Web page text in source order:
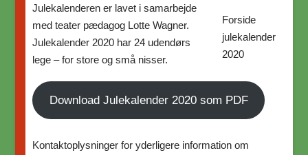
Forside
julekalender
2020
Julekalenderen er lavet i samarbejde
med teater pædagog Lotte Wagner.
Julekalender 2020 har 24 udendørs
lege – for store og små nisser.
Download Julekalender 2020 som PDF
Kontaktoplysninger for yderligere information om